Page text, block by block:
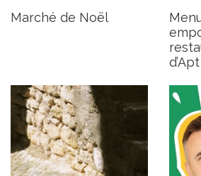
Marché de Noël
d’Apt
Publié le mardi 15 décembre 2020
Publié